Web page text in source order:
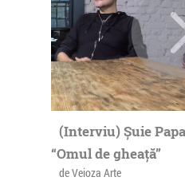
(Interviu) Șuie
“Omul de gheață”
de Veioza Arte